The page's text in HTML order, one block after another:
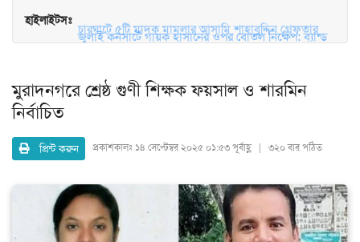
হাইলাইটসঃ চারঘাটে ৫টি মাদক মামলার আসামি শাহাবুদ্দিন গ্রেফতার
মুরাদনগরে শ্রেষ্ঠ গুণী শিক্ষক ফয়সাল ও শারমিন
নির্বাচিত
প্রিন্ট করুন প্রকাশকালঃ ১৪ সেপ্টেম্বর ২০২৫ ০১:৫৩ পূর্বাহ্ণ | ৩২০ বার পঠিত